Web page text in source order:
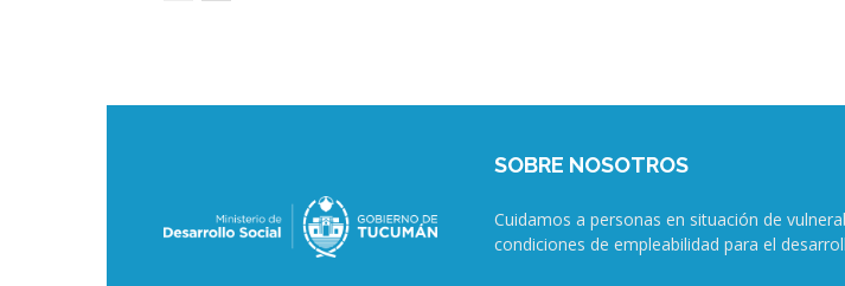
SOBRE NOSOTROS
Cuidamos a personas en situación de
condiciones de empleabilidad para el